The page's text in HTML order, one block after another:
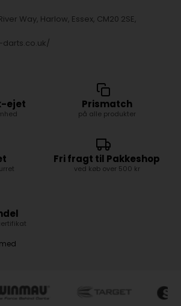
Way, Harlow, Essex, CM20 2SE,
ejet Prismatch
på alle produkter
Fri fragt til Pakkeshop
ved køb over 500 kr